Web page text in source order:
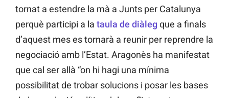
tornat a estendre la mà a Junts per Catalunya
perquè participi a la taula de diàleg que a finals
d’aquest mes es tornarà a reunir per reprendre la
negociació amb l’Estat. Aragonès ha manifestat
que cal ser allà “on hi hagi una mínima
possibilitat de trobar solucions i posar les bases